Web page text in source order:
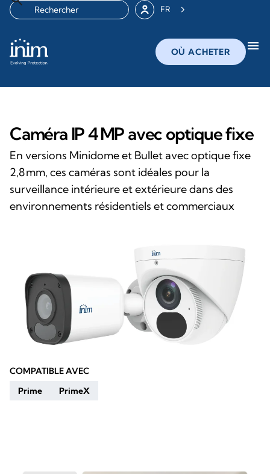
FR
OÙ ACHETER menu
Caméra IP 4 MP avec optique fixe
En versions Minidome et Bullet avec optique fixe
2,8 mm, ces caméras sont idéales pour la
surveillance intérieure et extérieure dans des
environnements résidentiels et commerciaux
COMPATIBLE AVEC
Prime
PrimeX